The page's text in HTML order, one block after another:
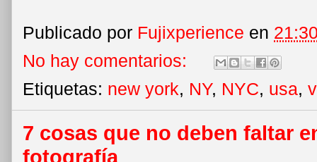
Publicado por Fujixperience en
No hay comentarios:
Etiquetas: new york, NY, NYC, usa,
7 cosas que no deben faltar
fotografía